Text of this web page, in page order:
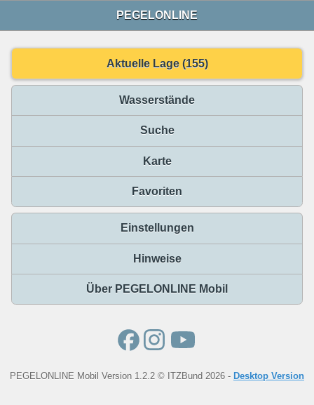
PEGELONLINE
Aktuelle Lage (155)
Wasserstände
Suche
Karte
Favoriten
Einstellungen
Hinweise
Über PEGELONLINE Mobil
PEGELONLINE Mobil Version 1.2.2 © ITZBund 2026 - Desktop Version